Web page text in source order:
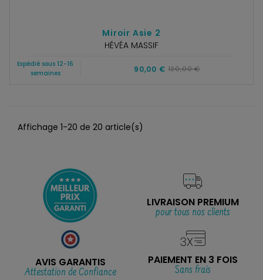
Miroir Asie 2
HÉVÉA MASSIF
Expédié sous 12-16
semaines
90,00 € 120,00 €
Affichage 1-20 de 20 article(s)
LIVRAISON PREMIUM
pour tous nos clients
AVIS GARANTIS
Attestation de Confiance
PAIEMENT EN 3 FOIS
Sans frais